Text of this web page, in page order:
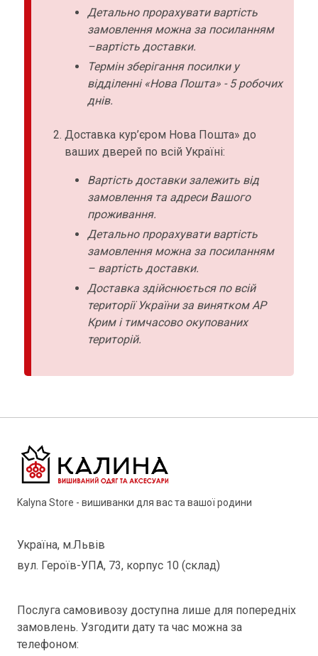
Детально прорахувати вартість
замовлення можна за посиланням
–вартість доставки.
Термін зберігання посилки у
відділенні «Нова Пошта» - 5 робочих
днів.
Доставка кур’єром Нова Пошта» до
ваших дверей по всій Україні:
Вартість доставки залежить від
замовлення та адреси Вашого
проживання.
Детально прорахувати вартість
замовлення можна за посиланням
– вартість доставки.
Доставка здійснюється по всій
території України за винятком АР
Крим і тимчасово окупованих
територій.
Kalyna Store - вишиванки для вас та вашої родини
Україна, м.Львів
вул. Героїв-УПА, 73, корпус 10 (склад)
Послуга самовивозу доступна лише для попередніх
замовлень. Узгодити дату та час можна за
телефоном: